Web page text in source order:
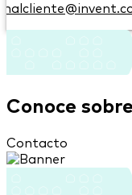
Conoce
Contacto